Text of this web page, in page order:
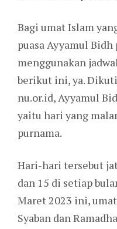
Bagi umat Islam
puasa Ayyamul
menggunakan
berikut ini, ya.
nu.or.id, Ayyamul
yaitu hari yang
purnama.
Hari-hari tersebut
dan 15 di setiap
Maret 2023 ini,
Syaban dan